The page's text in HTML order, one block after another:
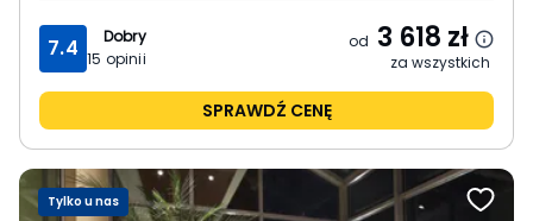
7.4
Dobry
15 opinii
od 3 618 zł
za wszystkich
SPRAWDŹ CENĘ
Tylko u nas